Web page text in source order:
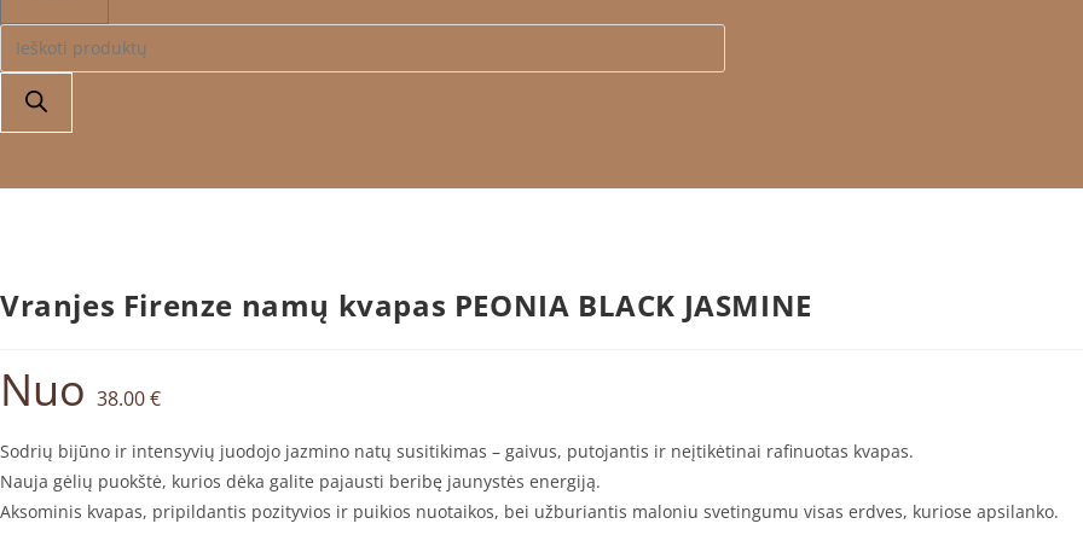
Products
search
Vranjes Firenze namų kvapas PEONIA BLACK JASMINE
Nuo 38.00€
Sodrių bijūno ir intensyvių juodojo jazmino natų susitikimas – gaivus, putojantis ir neįtikėtinai rafinuotas kvapas.
Nauja gėlių puokštė, kurios dėka galite pajausti beribę jaunystės energiją.
Aksominis kvapas, pripildantis pozityvios ir puikios nuotaikos, bei užburiantis maloniu svetingumu visas erdves, kuriose apsilanko.